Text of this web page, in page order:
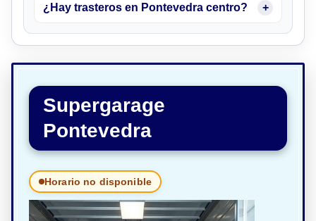
¿Hay trasteros en Pontevedra centro?
Supergarage
Pontevedra
Horario no disponible